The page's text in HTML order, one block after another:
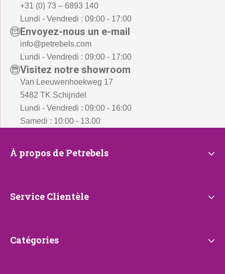
+31 (0) 73 – 6893 140
Lundi - Vendredi : 09:00 - 17:00
Envoyez-nous un e-mail
info@petrebels.com
Lundi - Vendredi : 09:00 - 17:00
Visitez notre showroom
Van Leeuwenhoekweg 17
5482 TK Schijndel
Lundi - Vendredi : 09:00 - 16:00
Samedi : 10:00 - 13.00
À
Petrebels
À propos de Petrebels
Service
Service Clientèle
Catégories
Catégories